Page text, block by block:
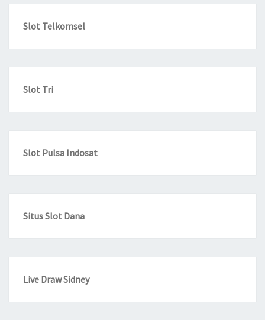
Slot Telkomsel
Slot Tri
Slot Pulsa Indosat
Situs Slot Dana
Live Draw Sidney